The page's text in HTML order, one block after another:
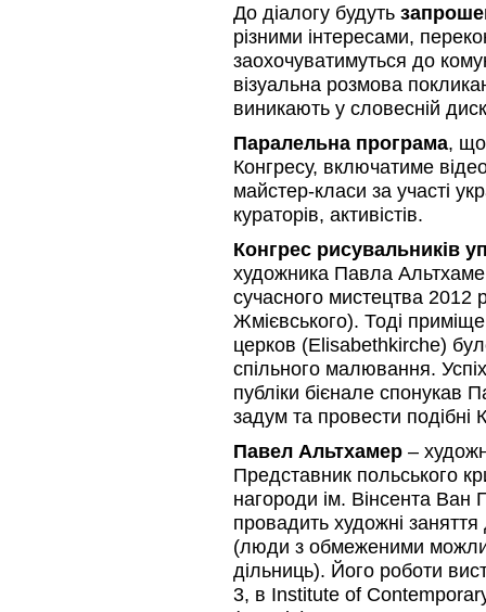
До діалогу будуть
різними інтересами,
заохочуватимуться до
візуальна розмова
виникають у словесній
Паралельна програма, що
Конгресу, включатиме
майстер-класи за участі
кураторів, активістів.
Конгрес рисувальників
художника Павла
сучасного мистецтва 2012
Жмієвського). Тоді
церков (Elisabethkirche)
спільного малювання.
публіки бієнале спонукав
задум та провести подібні
Павел Альтхамер –
Представник польського
нагороди ім. Вінсента Ван
провадить художні
(люди з обмеженими
дільниць). Його роботи
3, в Institute of